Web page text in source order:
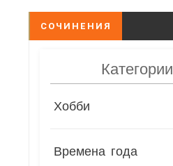
СОЧИНЕНИЯ
Категории
Хобби
Времена года